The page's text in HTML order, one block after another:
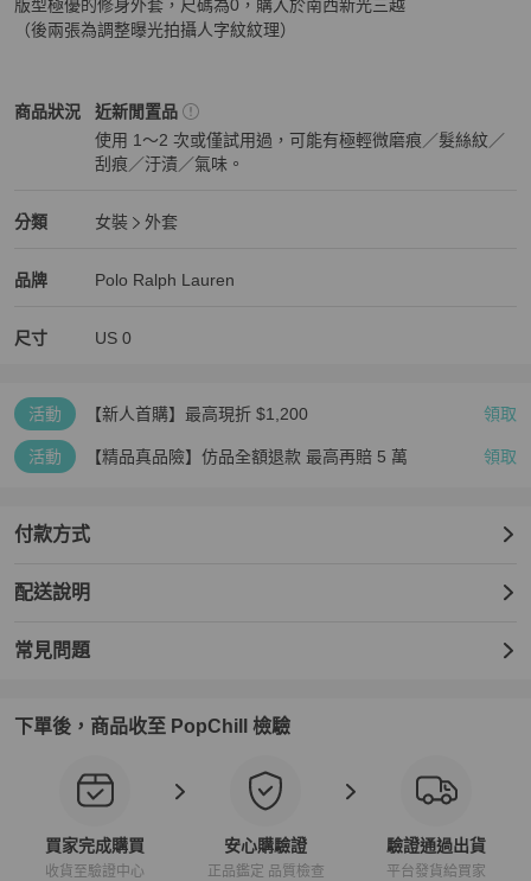
關於Polo Ralph Lauren人字紋外套商品詳情與購買須知
版型極優的修身外套，尺碼為0，購入於南西新光三越
（後兩張為調整曝光拍攝人字紋紋理）
商品狀況
Polo Ralph Lauren女裝商品狀態與細節
近新閒置品
使用 1～2 次或僅試用過，可能有極輕微磨痕／髮絲紋／
刮痕／汙漬／氣味。
分類
Polo Ralph Lauren女裝
女裝
外套
品牌
Polo Ralph Lauren精品 女裝品牌介紹
Polo Ralph Lauren
Polo Ralph Lauren推薦清單
尺寸 US 0
活動 【新人首購】最高現折 $1,200 領取
活動 【精品真品險】仿品全額退款 最高再賠 5 萬 領取
付款方式
配送說明
常見問題
下單後，商品收至 PopChill 檢驗
買家完成購買
收貨至驗證中心
安心購驗證
正品鑑定 品質檢查
驗證通過出貨
平台發貨給買家